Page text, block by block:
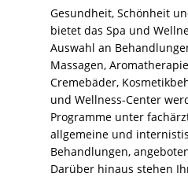
Gesundheit, Schönheit
bietet das Spa und
Auswahl an
Massagen,
Cremebäder,
und Wellness-Center
Programme unter
allgemeine und
Behandlungen,
Darüber hinaus stehen